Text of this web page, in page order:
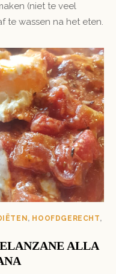
(niet te veel
te wassen na het eten.
, HOOFDGERECHT,
ALLA